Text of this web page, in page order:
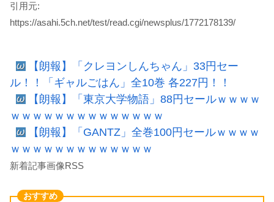
引用元:
https://asahi.5ch.net/test/read.cgi/newsplus/1772178139/
【朗報】「クレヨンしんちゃん」33円セー
ル！！「ギャルごはん」全10巻 各227円！！
【朗報】「東京大学物語」88円セールｗｗｗｗ
ｗｗｗｗｗｗｗｗｗｗｗｗｗｗ
【朗報】「GANTZ」全巻100円セールｗｗｗｗ
ｗｗｗｗｗｗｗｗｗｗｗｗｗ
新着記事画像RSS